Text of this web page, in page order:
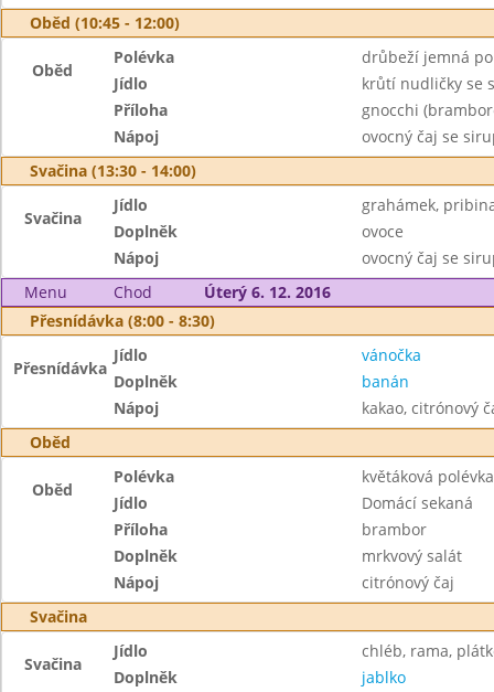
Oběd (10:45 - 12:00)
Oběd
Polévka
drůbeží jemná
Jídlo
krůtí nudličky se
Příloha
gnocchi
Nápoj
ovocný čaj se
Svačina (13:30 - 14:00)
Svačina
Jídlo
grahámek,
Doplněk
ovoce
Nápoj
ovocný čaj se
Menu
Chod
Úterý 6. 12. 2016
Přesnídávka (8:00 - 8:30)
Přesnídávka
Jídlo
vánočka
Doplněk
banán
Nápoj
kakao, citrónový
Oběd
Oběd
Polévka
květáková polévka
Jídlo
Domácí sekaná
Příloha
brambor
Doplněk
mrkvový salát
Nápoj
citrónový čaj
Svačina
Svačina
Jídlo
chléb, rama,
Doplněk
jablko